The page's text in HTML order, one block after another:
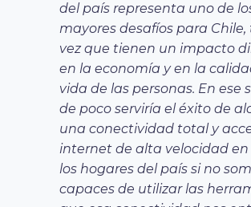
del país representa uno de
mayores desafíos para Chile,
vez que tienen un impacto
en la economía y en la
vida de las personas. En ese
de poco serviría el éxito de
una conectividad total y
internet de alta velocidad en
los hogares del país si no
capaces de utilizar las